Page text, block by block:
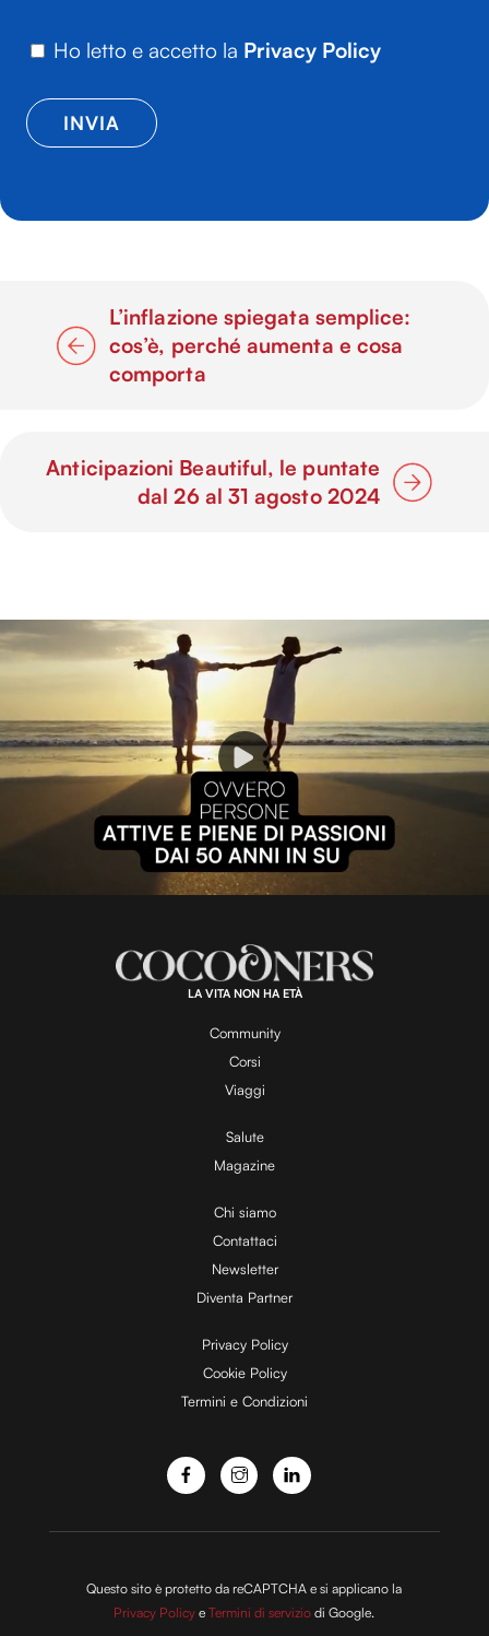
Ho letto e accetto la Privacy Policy
L’inflazione spiegata semplice:
cos’è, perché aumenta e cosa
comporta
Anticipazioni Beautiful, le puntate
dal 26 al 31 agosto 2024
P
l
a
y
V
i
d
e
o
:
1
0
0
.
0
LA VITA NON HA ETÀ
Community
Corsi
Viaggi
Salute
Magazine
Chi siamo
Contattaci
Newsletter
Diventa Partner
Privacy Policy
Cookie Policy
Termini e Condizioni
Questo sito è protetto da reCAPTCHA e si applicano la
Privacy Policy eTermini di servizio di Google.